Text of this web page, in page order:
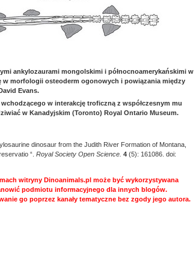
ankylozaurami mongolskimi i północnoamerykańskimi w
w morfologii osteoderm ogonowych i powiązania między
Evans.
wchodzącego w interakcję troficzną z współczesnym mu
w Kanadyjskim (Toronto) Royal Ontario Museum.
dinosaur from the Judith River Formation of Montana,
“.Royal Society Open Science. 4 (5): 161086. doi:
witryny Dinoanimals.pl może być wykorzystywana
podmiotu informacyjnego dla innych blogów.
go poprzez kanały tematyczne bez zgody jego autora.